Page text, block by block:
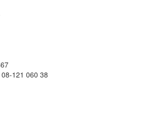
08-121 060 38